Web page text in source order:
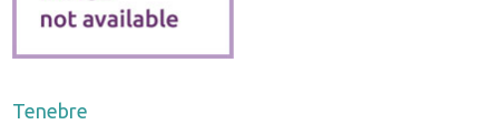
Tenebre